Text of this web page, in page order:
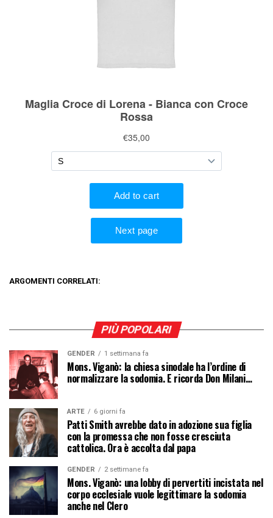
ARGOMENTI CORRELATI:
PIÙ POPOLARI
GENDER 1 settimana fa
Mons. Viganò: la chiesa sinodale ha l’ordine di
normalizzare la sodomia. E ricorda Don Milani…
ARTE 6 giorni fa
Patti Smith avrebbe dato in adozione sua figlia
con la promessa che non fosse cresciuta
cattolica. Ora è accolta dal papa
GENDER 2 settimane fa
Mons. Viganò: una lobby di pervertiti incistata nel
corpo ecclesiale vuole legittimare la sodomia
anche nel Clero